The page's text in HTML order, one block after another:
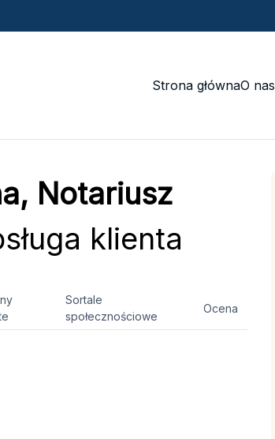
Strona głównaO nas
Notariusz
klienta
Sortale
społecznościowe
Ocena